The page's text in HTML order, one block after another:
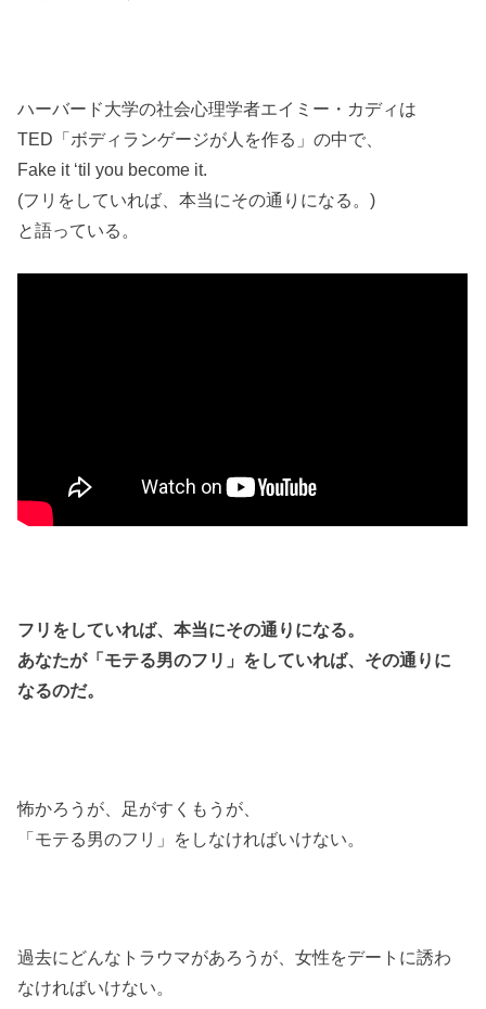
ハーバード大学の社会心理学者エイミー・カディは
TED「ボディランゲージが人を作る」の中で、
Fake it ‘til you become it.
(フリをしていれば、本当にその通りになる。)
と語っている。
フリをしていれば、本当にその通りになる。
あなたが「モテる男のフリ」をしていれば、その通りに
なるのだ。
怖かろうが、足がすくもうが、
「モテる男のフリ」をしなければいけない。
過去にどんなトラウマがあろうが、女性をデートに誘わ
なければいけない。